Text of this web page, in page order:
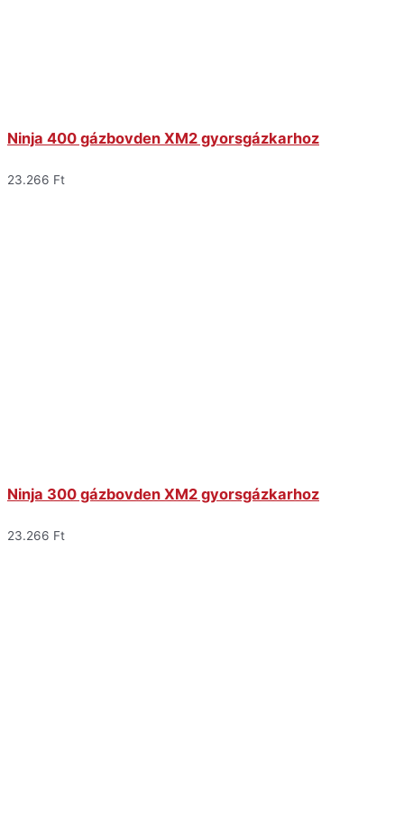
Ninja 400 gázbovden XM2 gyorsgázkarhoz
23.266 Ft
Ninja 300 gázbovden XM2 gyorsgázkarhoz
23.266 Ft